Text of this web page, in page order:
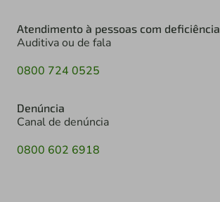
Atendimento à pessoas com deficiência
Auditiva ou de fala
0800 724 0525
Denúncia
Canal de denúncia
0800 602 6918